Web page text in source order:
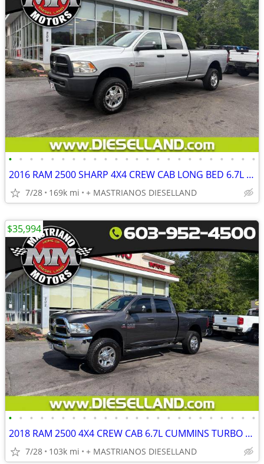
• • • • • • • • • • • • • • • • • • • • • • • •
2016 RAM 2500 SHARP 4X4 CREW CAB LONG BED 6.7L CUMMINS DIESEL!! **FINANCING AVAI
7/28 169k mi + MASTRIANOS DIESELLAND
• • • • • • • • • • • • • • • • • • • • • • • •
2018 RAM 2500 4X4 CREW CAB 6.7L CUMMINS TURBO DIESEL ONLY 102K!! **FINANCING AVA
7/28 103k mi + MASTRIANOS DIESELLAND
$35,994